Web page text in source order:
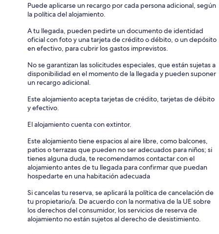
Puede aplicarse un recargo por cada persona adicional, según
la política del alojamiento.
A tu llegada, pueden pedirte un documento de identidad
oficial con foto y una tarjeta de crédito o débito, o un depósito
en efectivo, para cubrir los gastos imprevistos.
No se garantizan las solicitudes especiales, que están sujetas a
disponibilidad en el momento de la llegada y pueden suponer
un recargo adicional.
Este alojamiento acepta tarjetas de crédito, tarjetas de débito
y efectivo.
El alojamiento cuenta con extintor.
Este alojamiento tiene espacios al aire libre, como balcones,
patios o terrazas que pueden no ser adecuados para niños; si
tienes alguna duda, te recomendamos contactar con el
alojamiento antes de tu llegada para confirmar que puedan
hospedarte en una habitación adecuada
Si cancelas tu reserva, se aplicará la política de cancelación de
tu propietario/a. De acuerdo con la normativa de la UE sobre
los derechos del consumidor, los servicios de reserva de
alojamiento no están sujetos al derecho de desistimiento.